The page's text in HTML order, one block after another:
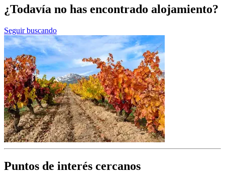
¿Todavía no has encontrado alojamiento?
Seguir buscando
Puntos de interés cercanos